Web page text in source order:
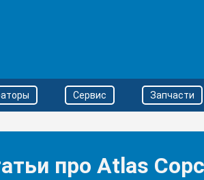
Сервис Запчасти
про Atlas